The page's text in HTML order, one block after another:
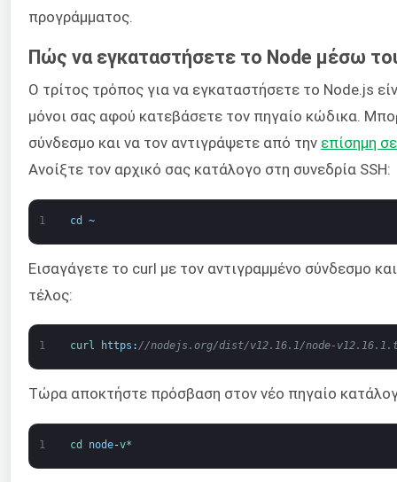
προγράμματος.
Πώς να εγκαταστήσετε το Node μέσω
Ο τρίτος τρόπος για να εγκαταστήσετε το Node.js
μόνοι σας αφού κατεβάσετε τον πηγαίο κώδικα.
σύνδεσμο και να τον αντιγράψετε από την επίσημη
Ανοίξτε τον αρχικό σας κατάλογο στη συνεδρία SSH:
1 cd ~
Εισαγάγετε το curl με τον αντιγραμμένο σύνδεσμο
τέλος:
1 curl https : //nodejs.org/dist/v12.16.1/node-
Τώρα αποκτήστε πρόσβαση στον νέο πηγαίο
1 cd node-v*